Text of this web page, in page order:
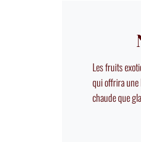
Les fruits
qui offrira une
chaude que